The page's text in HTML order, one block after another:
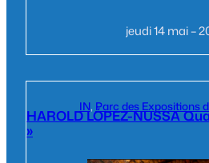
jeudi 14 mai –
IN, Parc des Expositions
HAROLD LÓPEZ-NUSSA
»